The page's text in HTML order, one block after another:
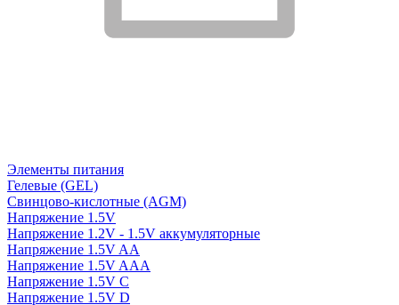
Элементы питания
Гелевые (GEL)
Свинцово-кислотные (AGM)
Напряжение 1.5V
Напряжение 1.2V - 1.5V аккумуляторные
Напряжение 1.5V AA
Напряжение 1.5V AAA
Напряжение 1.5V C
Напряжение 1.5V D